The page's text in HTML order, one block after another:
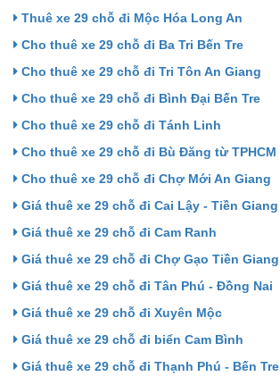
Thuê xe 29 chỗ đi Mộc Hóa Long An
Cho thuê xe 29 chỗ đi Ba Tri Bến Tre
Cho thuê xe 29 chỗ đi Tri Tôn An Giang
Cho thuê xe 29 chỗ đi Bình Đại Bến Tre
Cho thuê xe 29 chỗ đi Tánh Linh
Cho thuê xe 29 chỗ đi Bù Đăng từ TPHCM
Cho thuê xe 29 chỗ đi Chợ Mới An Giang
Giá thuê xe 29 chỗ đi Cai Lậy - Tiền Giang
Giá thuê xe 29 chỗ đi Cam Ranh
Giá thuê xe 29 chỗ đi Chợ Gạo Tiền Giang
Giá thuê xe 29 chỗ đi Tân Phú - Đồng Nai
Giá thuê xe 29 chỗ đi Xuyên Mộc
Giá thuê xe 29 chỗ đi biển Cam Bình
Giá thuê xe 29 chỗ đi Thạnh Phú - Bến Tre